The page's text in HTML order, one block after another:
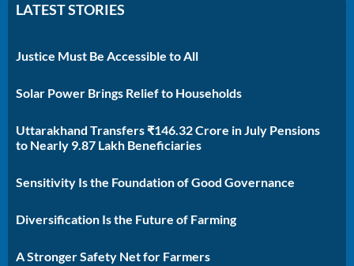
LATEST STORIES
Justice Must Be Accessible to All
Solar Power Brings Relief to Households
Uttarakhand Transfers ₹146.32 Crore in July Pensions
to Nearly 9.87 Lakh Beneficiaries
Sensitivity Is the Foundation of Good Governance
Diversification Is the Future of Farming
A Stronger Safety Net for Farmers